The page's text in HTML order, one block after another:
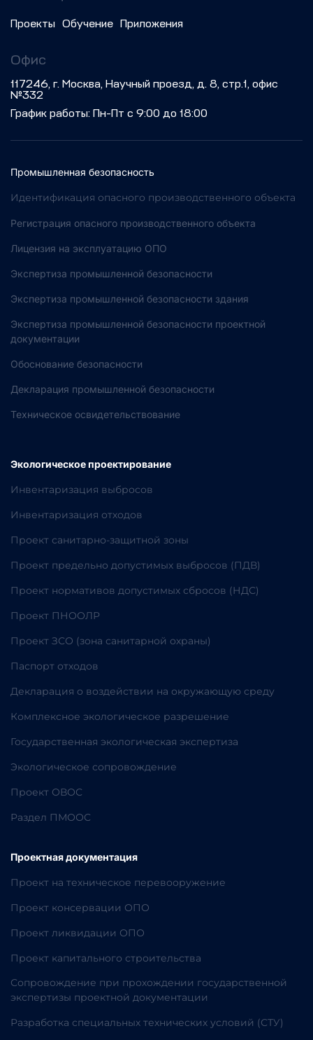
Проекты Обучение Приложения
Офис
117246, г. Москва, Научный проезд, д. 8, стр.1, офис
№332
График работы: Пн-Пт с 9:00 до 18:00
Промышленная безопасность
Идентификация опасного производственного объекта
Регистрация опасного производственного объекта
Лицензия на эксплуатацию ОПО
Экспертиза промышленной безопасности
Экспертиза промышленной безопасности здания
Экспертиза промышленной безопасности проектной
документации
Обоснование безопасности
Декларация промышленной безопасности
Техническое освидетельствование
Экологическое проектирование
Инвентаризация выбросов
Инвентаризация отходов
Проект санитарно-защитной зоны
Проект предельно допустимых выбросов (ПДВ)
Проект нормативов допустимых сбросов (НДС)
Проект ПНООЛР
Проект ЗСО (зона санитарной охраны)
Паспорт отходов
Декларация о воздействии на окружающую среду
Комплексное экологическое разрешение
Государственная экологическая экспертиза
Экологическое сопровождение
Проект ОВОС
Раздел ПМООС
Проектная документация
Проект на техническое перевооружение
Проект консервации ОПО
Проект ликвидации ОПО
Проект капитального строительства
Сопровождение при прохождении государственной
экспертизы проектной документации
Разработка специальных технических условий (СТУ)